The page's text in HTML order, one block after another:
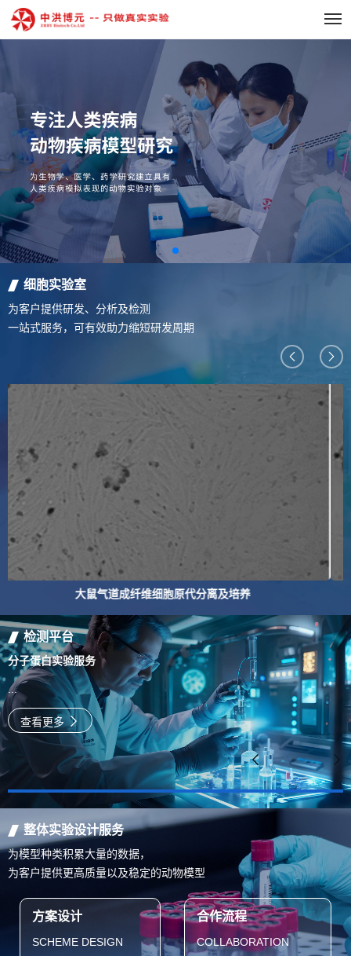
细胞实验室
为客户提供研发、分析及检测
一站式服务，可有效助力缩短研发周期
小鼠嗜铬细胞原代分离方法标准操作
检测平台
病理检测服务
捕捉每一处变化，解读每一个细节们的
病理实验服务，致力于为您提供最精确的诊断信息
查看更多
整体实验设计服务
为模型种类积累大量的数据，
为客户提供更高质量以及稳定的动物模型
方案设计
SCHEME DESIGN
合作流程
COLLABORATION